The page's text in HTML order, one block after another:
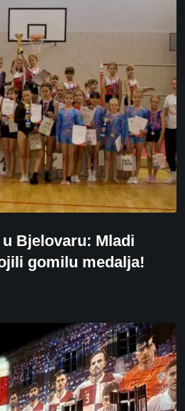
Bjelovaru: Mladi
gomilu medalja!